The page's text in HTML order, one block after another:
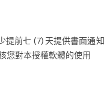
提前七 (7) 天提供書面通
您對本授權軟體的使用